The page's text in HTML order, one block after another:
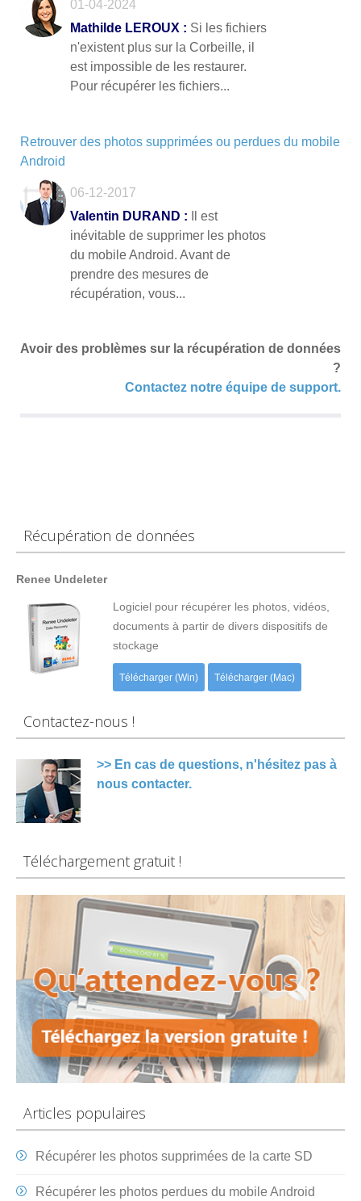
01-04-2024
Mathilde LEROUX : Si les fichiers
n'existent plus sur la Corbeille, il
est impossible de les restaurer.
Pour récupérer les fichiers...
Retrouver des photos supprimées ou perdues du mobile
Android
06-12-2017
Valentin DURAND : Il est
inévitable de supprimer les photos
du mobile Android. Avant de
prendre des mesures de
récupération, vous...
Avoir des problèmes sur la récupération de données
?
Contactez notre équipe de support.
Récupération de données
Renee Undeleter
Logiciel pour récupérer les photos, vidéos,
documents à partir de divers dispositifs de
stockage
Télécharger (Win) Télécharger (Mac)
Contactez-nous !
>> En cas de questions, n'hésitez pas à
nous contacter.
Téléchargement gratuit !
Articles populaires
Récupérer les photos supprimées de la carte SD
Récupérer les photos perdues du mobile Android